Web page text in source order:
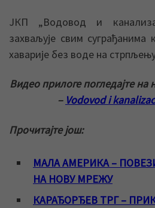
ЈКП „Водовод и
захваљује свим суграђанима
хаварије без воде на
Видео прилоге погледајте на
– Vodovod i
Прочитајте још:
МАЛА АМЕРИКА –
НА НОВУ МРЕЖУ
КАРАЂОРЂЕВ ТРГ –